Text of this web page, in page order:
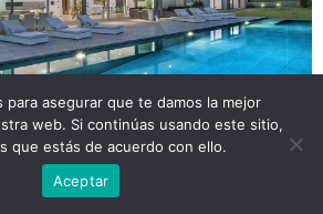
para asegurar que te damos la mejor
web. Si continúas usando este sitio,
que estás de acuerdo con ello.
Aceptar